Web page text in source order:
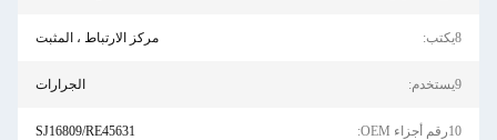
8يكتب: مركز الارتباط ، المثبت
9يستخدم: الجرارات
10رقم أجزاء OEM: SJ16809/RE45631